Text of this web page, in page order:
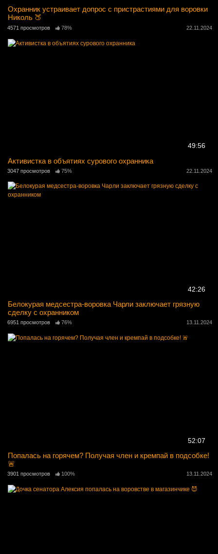
Охранник устраивает допрос с пристрастиями для воровки
Николь 🍑
4571 просмотров 78% 22.11.2024
49:56
Активистка в объятиях сурового охранника
3047 просмотров 75% 22.11.2024
42:26
Белокурая медсестра-воровка Чарли заключает грязную
сделку с охранником
6951 просмотров 76% 13.11.2024
52:07
Попалась на горячем? Получая член и кремпай в подсобке!
🚨
3901 просмотров 100% 13.11.2024